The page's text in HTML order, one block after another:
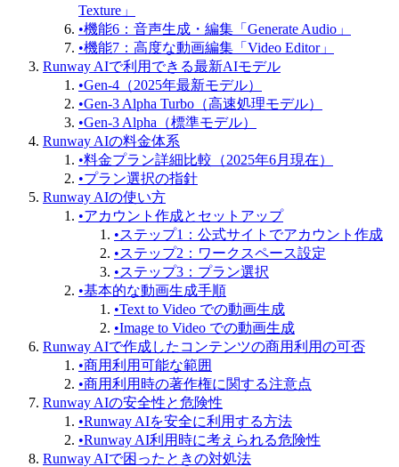
Texture」
•機能6：音声生成・編集「Generate Audio」
•機能7：高度な動画編集「Video Editor」
Runway AIで利用できる最新AIモデル
•Gen-4（2025年最新モデル）
•Gen-3 Alpha Turbo（高速処理モデル）
•Gen-3 Alpha（標準モデル）
Runway AIの料金体系
•料金プラン詳細比較（2025年6月現在）
•プラン選択の指針
Runway AIの使い方
•アカウント作成とセットアップ
•ステップ1：公式サイトでアカウント作成
•ステップ2：ワークスペース設定
•ステップ3：プラン選択
•基本的な動画生成手順
•Text to Video での動画生成
•Image to Video での動画生成
Runway AIで作成したコンテンツの商用利用の可否
•商用利用可能な範囲
•商用利用時の著作権に関する注意点
Runway AIの安全性と危険性
•Runway AIを安全に利用する方法
•Runway AI利用時に考えられる危険性
Runway AIで困ったときの対処法